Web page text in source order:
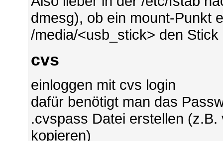
dmesg), ob ein mount-Punkt
/media/<usb_stick> den Stick
cvs
einloggen mit cvs login
dafür benötigt man das
.cvspass Datei erstellen
kopieren)